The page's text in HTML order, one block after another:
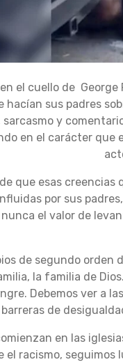
el cuello de
sus padres
y
en el carácter que
que esas
por sus
el valor de
de segundo orden
la familia de
Debemos ver a
de
en las
el racismo,